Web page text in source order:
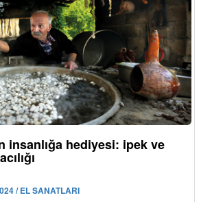
insanlığa hediyesi: ipek ve
/ EL SANATLARI